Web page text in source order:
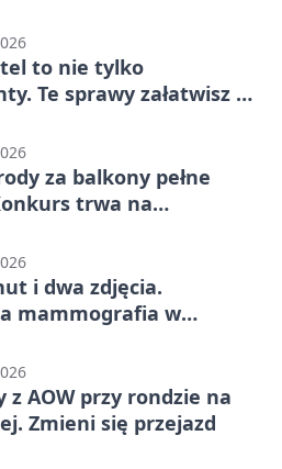
to nie tylko
Te sprawy załatwisz w
za balkony pełne
trwa na
i dwa zdjęcia.
mammografia w
z AOW przy rondzie na
Zmieni się przejazd